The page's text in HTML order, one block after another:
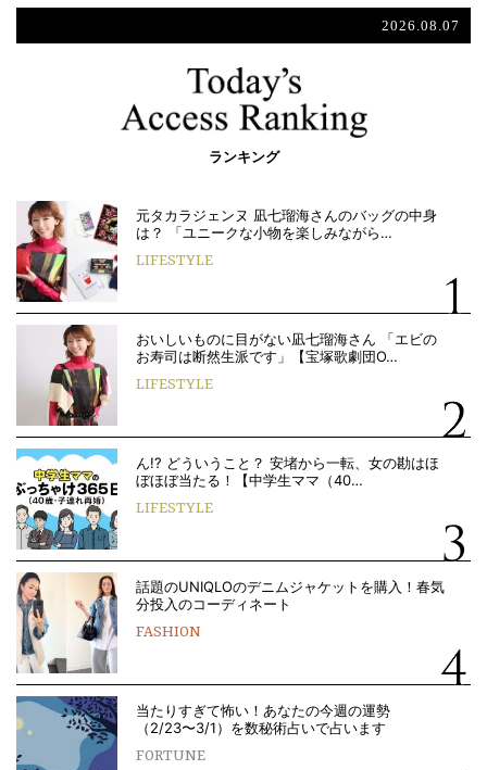
2026.08.07
ランキング
元タカラジェンヌ 凪七瑠海さんのバッグの中身
は？ 「ユニークな小物を楽しみながら…
LIFESTYLE
おいしいものに目がない凪七瑠海さん 「エビの
お寿司は断然生派です」【宝塚歌劇団O…
LIFESTYLE
ん!? どういうこと？ 安堵から一転、女の勘はほ
ぼほぼ当たる！【中学生ママ（40…
LIFESTYLE
話題のUNIQLOのデニムジャケットを購入！春気
分投入のコーディネート
FASHION
当たりすぎて怖い！あなたの今週の運勢
（2/23〜3/1）を数秘術占いで占います
FORTUNE